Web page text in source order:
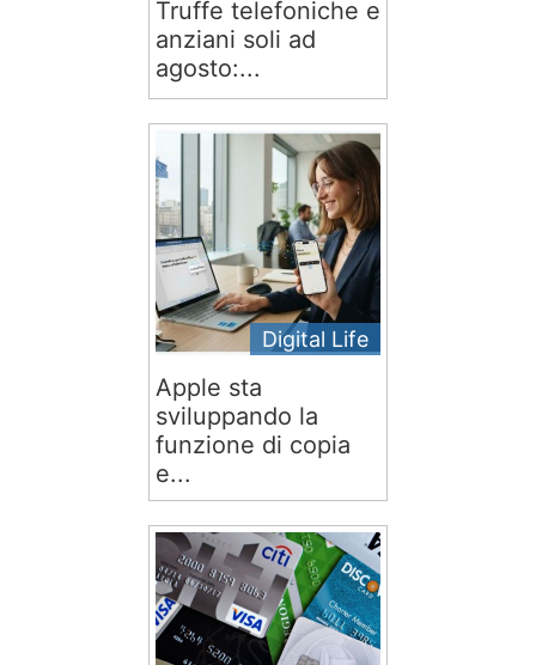
Truffe telefoniche e
anziani soli ad
agosto:...
Digital Life
Apple sta
sviluppando la
funzione di copia
e...